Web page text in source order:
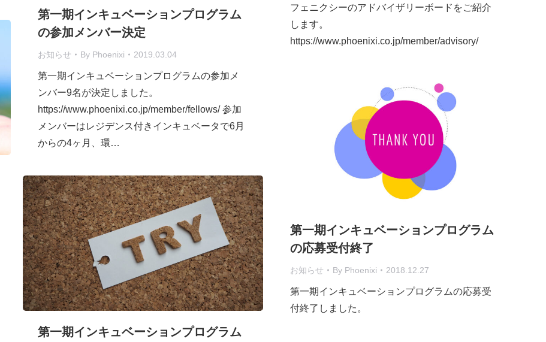
フェニクシーのアドバイザリーボードをご紹介
します。
https://www.phoenixi.co.jp/member/advisory/
第一期インキュベーションプログラム
の参加メンバー決定
お知らせ By Phoenixi 2019.03.04
第一期インキュベーションプログラムの参加メ
ンバー9名が決定しました。
https://www.phoenixi.co.jp/member/fellows/ 参加
メンバーはレジデンス付きインキュベータで6月
からの4ヶ月、環…
第一期インキュベーションプログラム
の応募受付終了
お知らせ By Phoenixi 2018.12.27
第一期インキュベーションプログラムの応募受
付終了しました。
第一期インキュベーションプログラム